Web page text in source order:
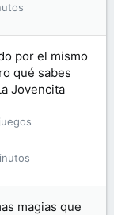
por el mismo
qué sabes
Jovencita
magias que